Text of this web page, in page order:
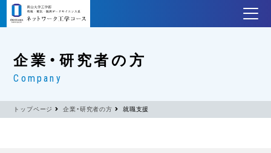
企業・研究者の方
Company
トップページ 企業・研究者の方 就職支援